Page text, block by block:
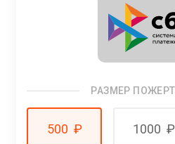
РАЗМЕР
500 ₽ 1000 ₽